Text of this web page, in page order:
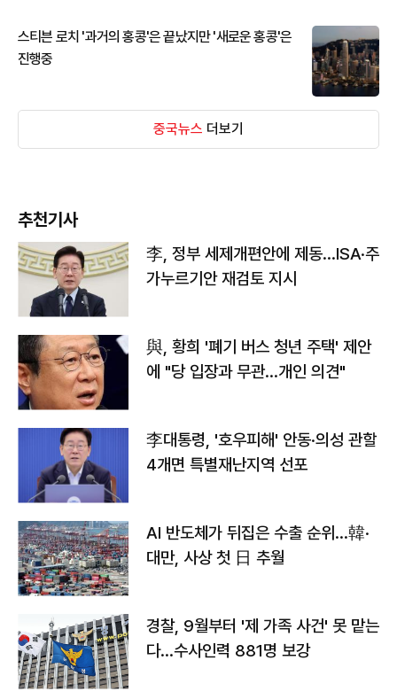
스티븐 로치 '과거의 홍콩'은 끝났지만 '새로운 홍콩'은
진행중
중국뉴스 더보기
추천기사
李, 정부 세제개편안에 제동…ISA·주
가누르기안 재검토 지시
與, 황희 '폐기 버스 청년 주택' 제안
에 "당 입장과 무관…개인 의견"
李대통령, '호우피해' 안동·의성 관할
4개면 특별재난지역 선포
AI 반도체가 뒤집은 수출 순위…韓·
대만, 사상 첫 日 추월
경찰, 9월부터 '제 가족 사건' 못 맡는
다…수사인력 881명 보강